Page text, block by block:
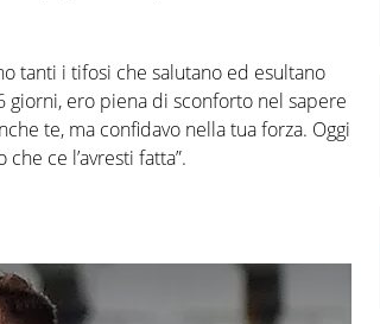
tanti i tifosi che salutano ed esultano
giorni, ero piena di sconforto nel sapere
te, ma confidavo nella tua forza. Oggi
ce l’avresti fatta”.